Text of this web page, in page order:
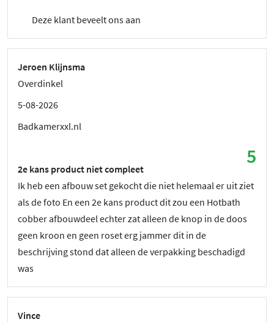
Deze klant beveelt ons aan
Jeroen Klijnsma
Overdinkel
5-08-2026
Badkamerxxl.nl
5
2e kans product niet compleet
Ik heb een afbouw set gekocht die niet helemaal er uit ziet
als de foto En een 2e kans product dit zou een Hotbath
cobber afbouwdeel echter zat alleen de knop in de doos
geen kroon en geen roset erg jammer dit in de
beschrijving stond dat alleen de verpakking beschadigd
was
Vince